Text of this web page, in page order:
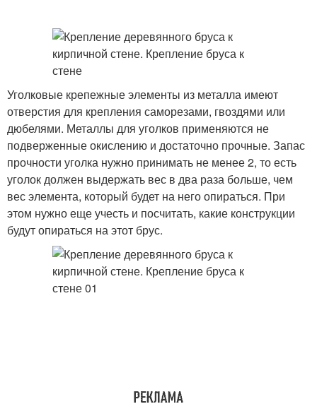
Уголковые крепежные элементы из металла имеют
отверстия для крепления саморезами, гвоздями или
дюбелями. Металлы для уголков применяются не
подверженные окислению и достаточно прочные. Запас
прочности уголка нужно принимать не менее 2, то есть
уголок должен выдержать вес в два раза больше, чем
вес элемента, который будет на него опираться. При
этом нужно еще учесть и посчитать, какие конструкции
будут опираться на этот брус.